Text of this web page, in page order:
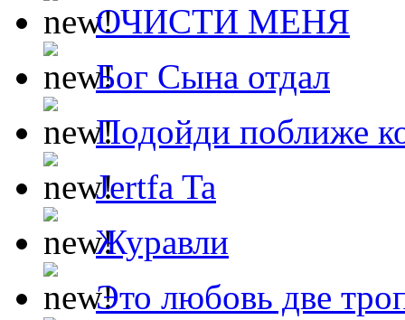
ОЧИСТИ МЕНЯ
Бог Сына отдал
Подойди поближе
Jertfa Ta
Журавли
Это любовь две